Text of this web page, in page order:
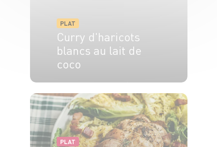
PLAT
Curry d'haricots
blancs au lait de
coco
PLAT